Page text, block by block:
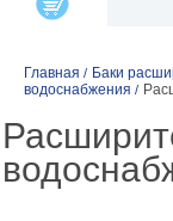
Главная / Баки
водоснабжения /